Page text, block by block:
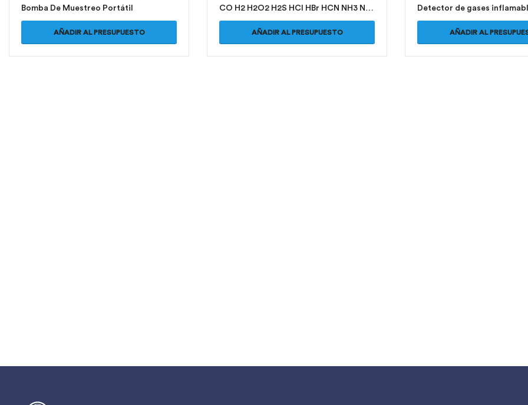
Bomba De Muestreo Portátil
AÑADIR AL PRESUPUESTO
CO H2 H2O2 H2S HCl HBr HCN NH3 NO
PH3 SiH4 O2 Detector de Sensor de
Gas con placa transmisora
AÑADIR AL PRESUPUESTO
Detector de gases
AÑADIR AL